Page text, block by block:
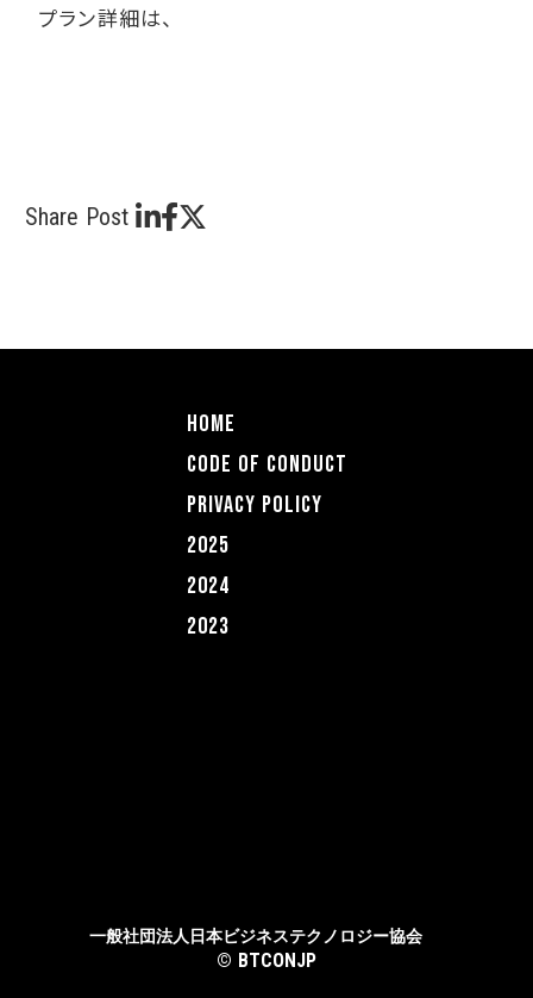
プラン詳細は、
Share Post
HOME
CODE OF COnDUCT
PRIVACY POLICY
2025
2024
2023
一般社団法人日本ビジネステクノロジー協会
©︎ BTCONJP